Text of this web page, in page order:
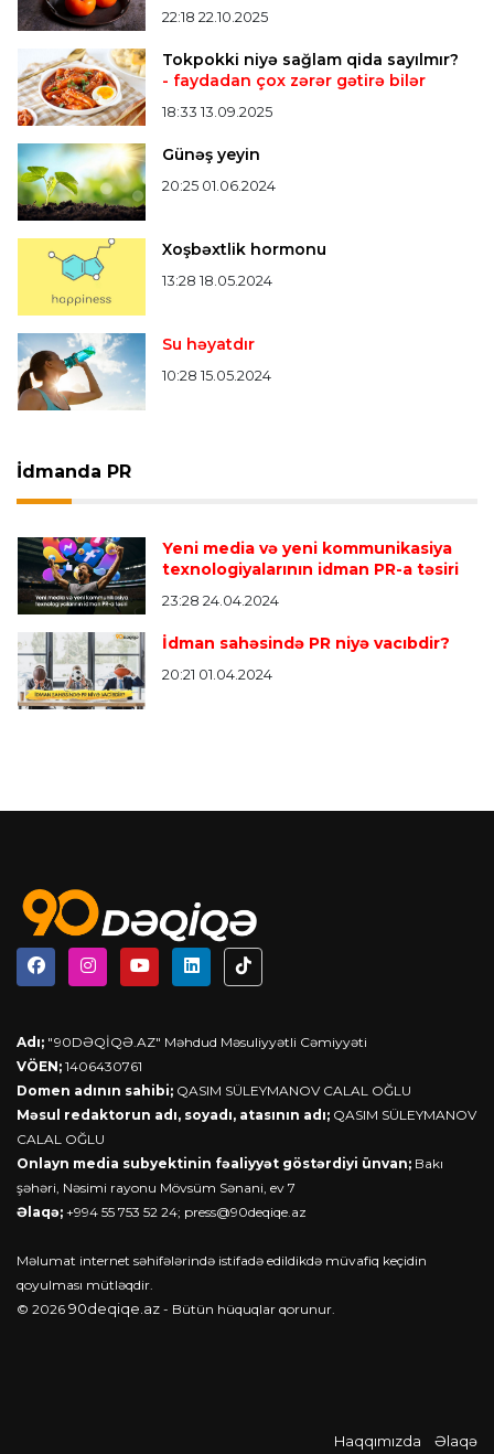
Bütün xəbərlər >>>
22:18 22.10.2025
Tokpokki niyə sağlam qida sayılmır?
- faydadan çox zərər gətirə bilər
18:33 13.09.2025
Günəş yeyin
20:25 01.06.2024
Xoşbəxtlik hormonu
13:28 18.05.2024
Su həyatdır
10:28 15.05.2024
İdmanda PR
Yeni media və yeni kommunikasiya
texnologiyalarının idman PR-a təsiri
23:28 24.04.2024
İdman sahəsində PR niyə vacıbdir?
20:21 01.04.2024
Adı; "90DƏQİQƏ.AZ" Məhdud Məsuliyyətli Cəmiyyəti
VÖEN; 1406430761
Domen adının sahibi; QASIM SÜLEYMANOV CALAL OĞLU
Məsul redaktorun adı, soyadı, atasının adı; QASIM SÜLEYMANOV
CALAL OĞLU
Onlayn media subyektinin fəaliyyət göstərdiyi ünvan; Bakı
şəhəri, Nəsimi rayonu Mövsüm Sənani, ev 7
Əlaqə; +994 55 753 52 24; press@90deqiqe.az
Məlumat internet səhifələrində istifadə edildikdə müvafiq keçidin
qoyulması mütləqdir.
© 2026 90deqiqe.az - Bütün hüquqlar qorunur.
Haqqımızda Əlaqə